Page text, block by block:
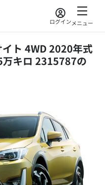
ログインメニュー
ト 4WD 2020年式
キロ 2315787の